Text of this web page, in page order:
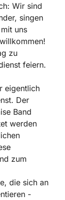
Wir sind
singen
uns
zu
feiern.
eigentlich
Der
Band
werden
zum
die sich an
-